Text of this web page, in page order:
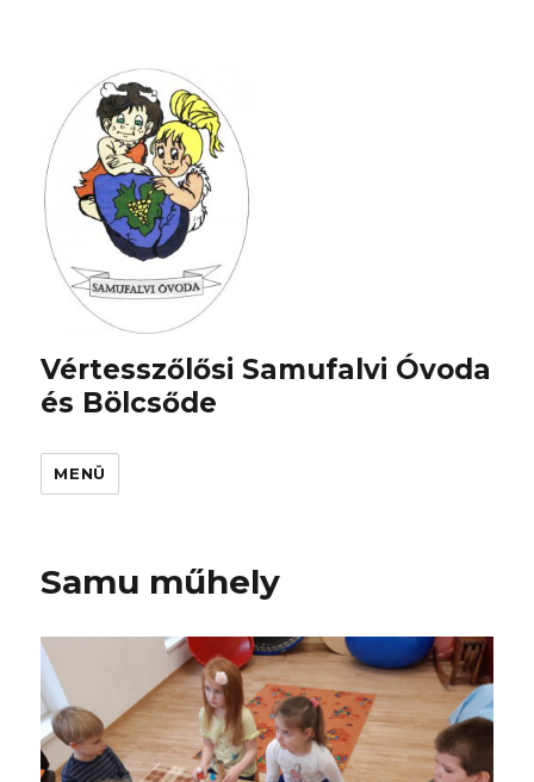
Vértesszőlősi Samufalvi Óvoda
és Bölcsőde
MENÜ
Samu műhely